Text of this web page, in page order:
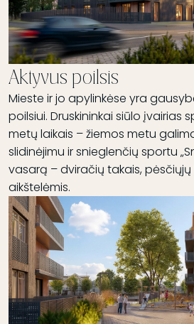
Aktyvus poilsis
Mieste ir jo apylinkėse yra
poilsiui. Druskininkai siūlo įvairias
metų laikais – žiemos metu
slidinėjimu ir snieglenčių sportu
vasarą – dviračių takais,
aikštelėmis.